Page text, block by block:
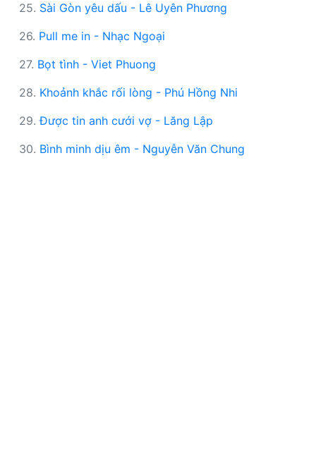
25. Sài Gòn yêu dấu - Lê Uyên Phương
26. Pull me in - Nhạc Ngoại
27. Bọt tình - Viet Phuong
28. Khoảnh khắc rối lòng - Phú Hồng Nhi
29.Được tin anh cưới vợ - Lăng Lập
30. Bình minh dịu êm - Nguyễn Văn Chung